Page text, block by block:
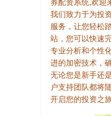
我们致力于为投
服务，让您轻松
站，您可以快速
专业分析和个性
进的加密技术，
无论您是新手还
户支持团队都将
开启您的投资之